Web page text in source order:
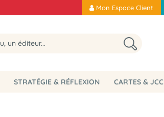
Mon Espace Client
STRATÉGIE & RÉFLEXION CARTES & JCC